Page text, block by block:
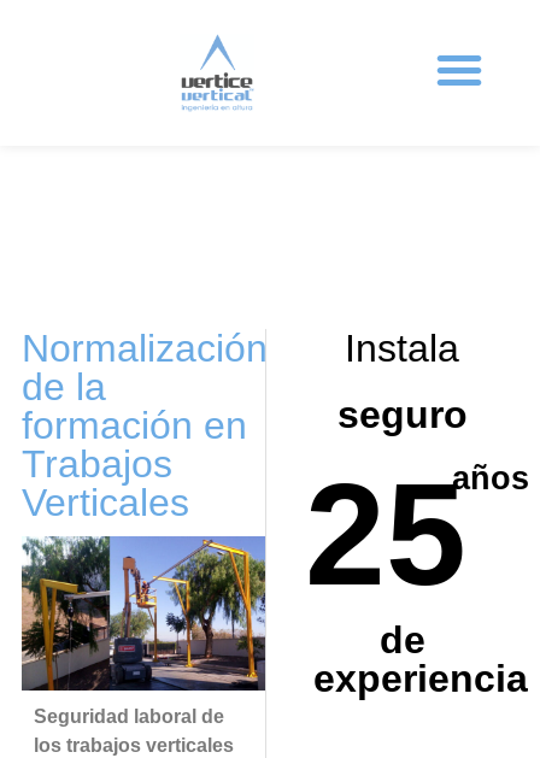
Normalización
de la
formación en
Trabajos
Verticales
Seguridad laboral de
los trabajos verticales
Instala
seguro
25años
de
experiencia